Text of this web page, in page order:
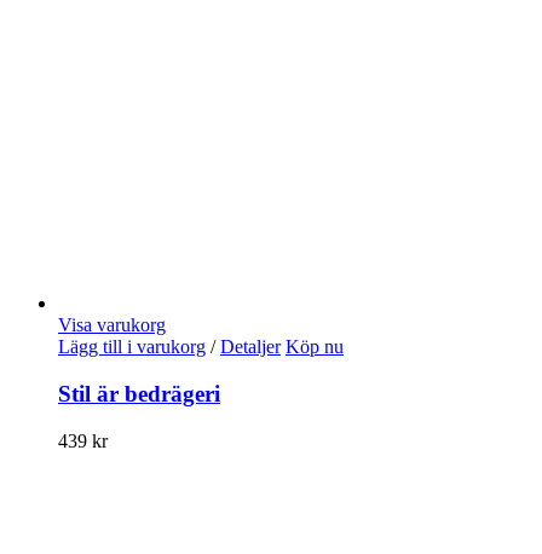
Visa varukorg
Lägg till i varukorg / Detaljer Köp nu
Stil är bedrägeri
439 kr